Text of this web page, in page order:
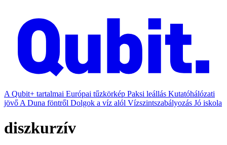
A Qubit+ tartalmai Európai tűzkörkép Paksi leállás Kutatóhálózati
jövő A Duna föntről Dolgok a víz alól Vízszintszabályozás Jó iskola
diszkurzív